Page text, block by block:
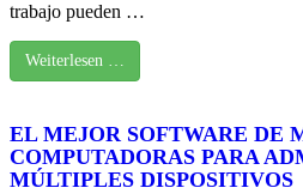
trabajo pueden …
Weiterlesen …
EL MEJOR SOFTWARE DE
COMPUTADORAS PARA
MÚLTIPLES DISPOSITIVOS